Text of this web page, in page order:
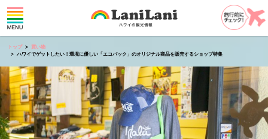
トップ
買い物
ハワイでゲットしたい！環境に優しい「エコバック」のオリジナル商品を販売するショップ特集